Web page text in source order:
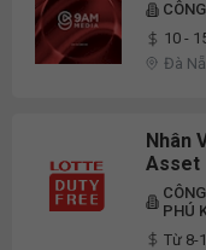
10 -
Đà
Nhân
Asset
PHÚ
Từ 8-